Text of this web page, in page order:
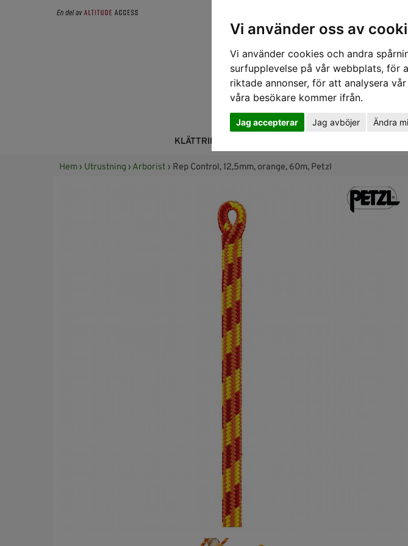
Vi använder oss av
Vi använder cookies och andra
surfupplevelse på vår webbplats, för
riktade annonser, för att analysera
våra besökare kommer ifrån.
Jag accepterar Jag avböjer Ändra
KLÄTTRING
Hem› Utrustning › Arborist › Rep Control, 12,5mm, orange, 60m, Petzl